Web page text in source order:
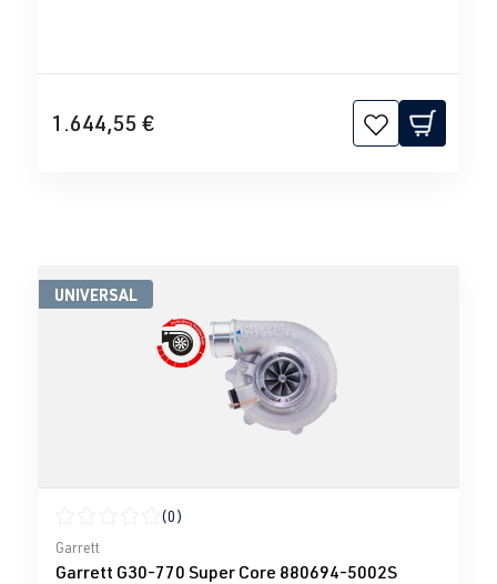
1.644,55 €
UNIVERSAL
Durchschnittliche Bewertung von 0 von 5 Sternen
(0)
Garrett
Garrett G30-770 Super Core 880694-5002S